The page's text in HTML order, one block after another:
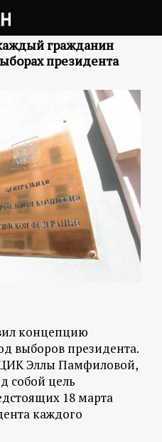
гражданин
президента
концепцию
выборов президента.
Эллы Памфиловой,
собой цель
18 марта
каждого